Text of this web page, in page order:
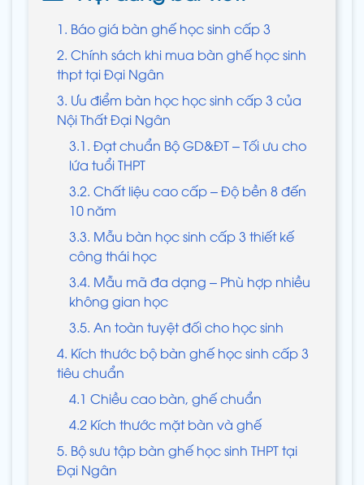
1. Báo giá bàn ghế học sinh cấp 3
2. Chính sách khi mua bàn ghế học sinh
thpt tại Đại Ngân
3. Ưu điểm bàn học học sinh cấp 3 của
Nội Thất Đại Ngân
3.1. Đạt chuẩn Bộ GD&ĐT – Tối ưu cho
lứa tuổi THPT
3.2. Chất liệu cao cấp – Độ bền 8 đến
10 năm
3.3. Mẫu bàn học sinh cấp 3 thiết kế
công thái học
3.4. Mẫu mã đa dạng – Phù hợp nhiều
không gian học
3.5. An toàn tuyệt đối cho học sinh
4. Kích thước bộ bàn ghế học sinh cấp 3
tiêu chuẩn
4.1 Chiều cao bàn, ghế chuẩn
4.2 Kích thước mặt bàn và ghế
5. Bộ sưu tập bàn ghế học sinh THPT tại
Đại Ngân